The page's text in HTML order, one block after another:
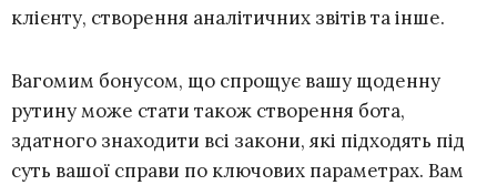
клієнту, створення аналітичних звітів та інше.
Вагомим бонусом, що спрощує вашу щоденну
рутину може стати також створення бота,
здатного знаходити всі закони, які підходять під
суть вашої справи по ключових параметрах. Вам